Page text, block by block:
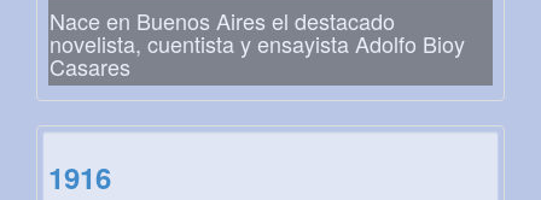
Nace en Buenos Aires el destacado
novelista, cuentista y ensayista Adolfo Bioy
Casares
1916